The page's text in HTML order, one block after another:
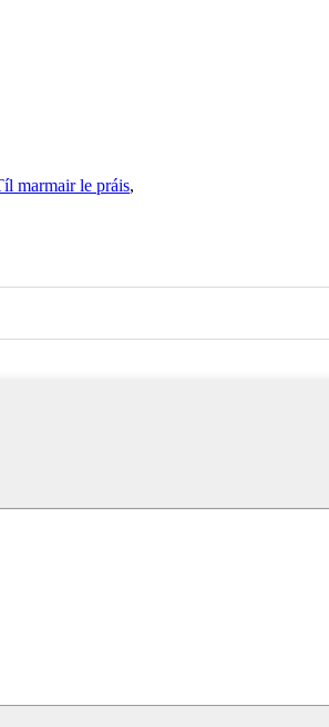
marmair le práis,